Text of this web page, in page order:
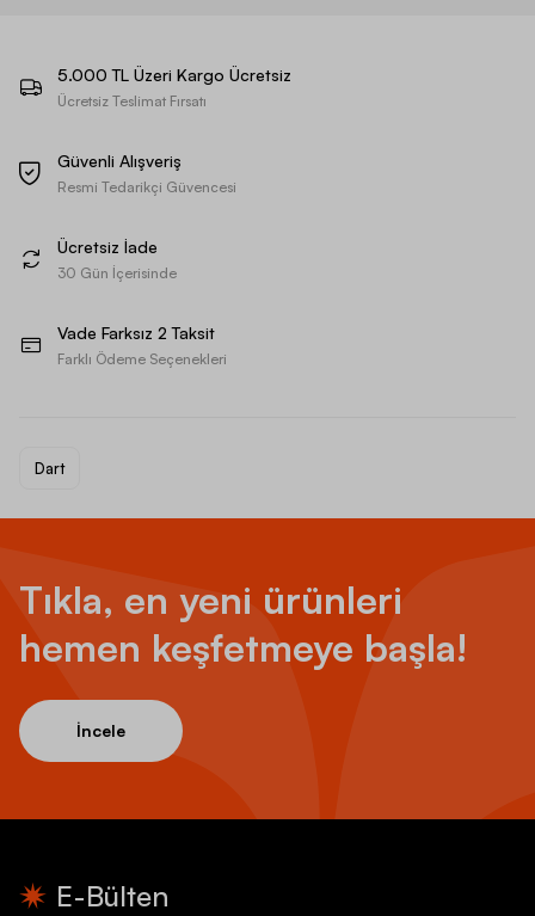
5.000 TL Üzeri Kargo Ücretsiz
Ücretsiz Teslimat Fırsatı
Güvenli Alışveriş
Resmi Tedarikçi Güvencesi
Ücretsiz İade
30 Gün İçerisinde
Vade Farksız 2 Taksit
Farklı Ödeme Seçenekleri
Dart
Tıkla, en yeni ürünleri
hemen keşfetmeye başla!
İncele
E-Bülten